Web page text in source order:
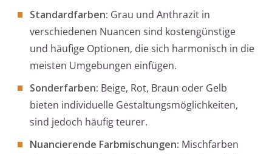
Standardfarben: Grau und Anthrazit in
verschiedenen Nuancen sind kostengünstige
und häufige Optionen, die sich harmonisch in die
meisten Umgebungen einfügen.
Sonderfarben: Beige, Rot, Braun oder Gelb
bieten individuelle Gestaltungsmöglichkeiten,
sind jedoch häufig teurer.
Nuancierende Farbmischungen: Mischfarben